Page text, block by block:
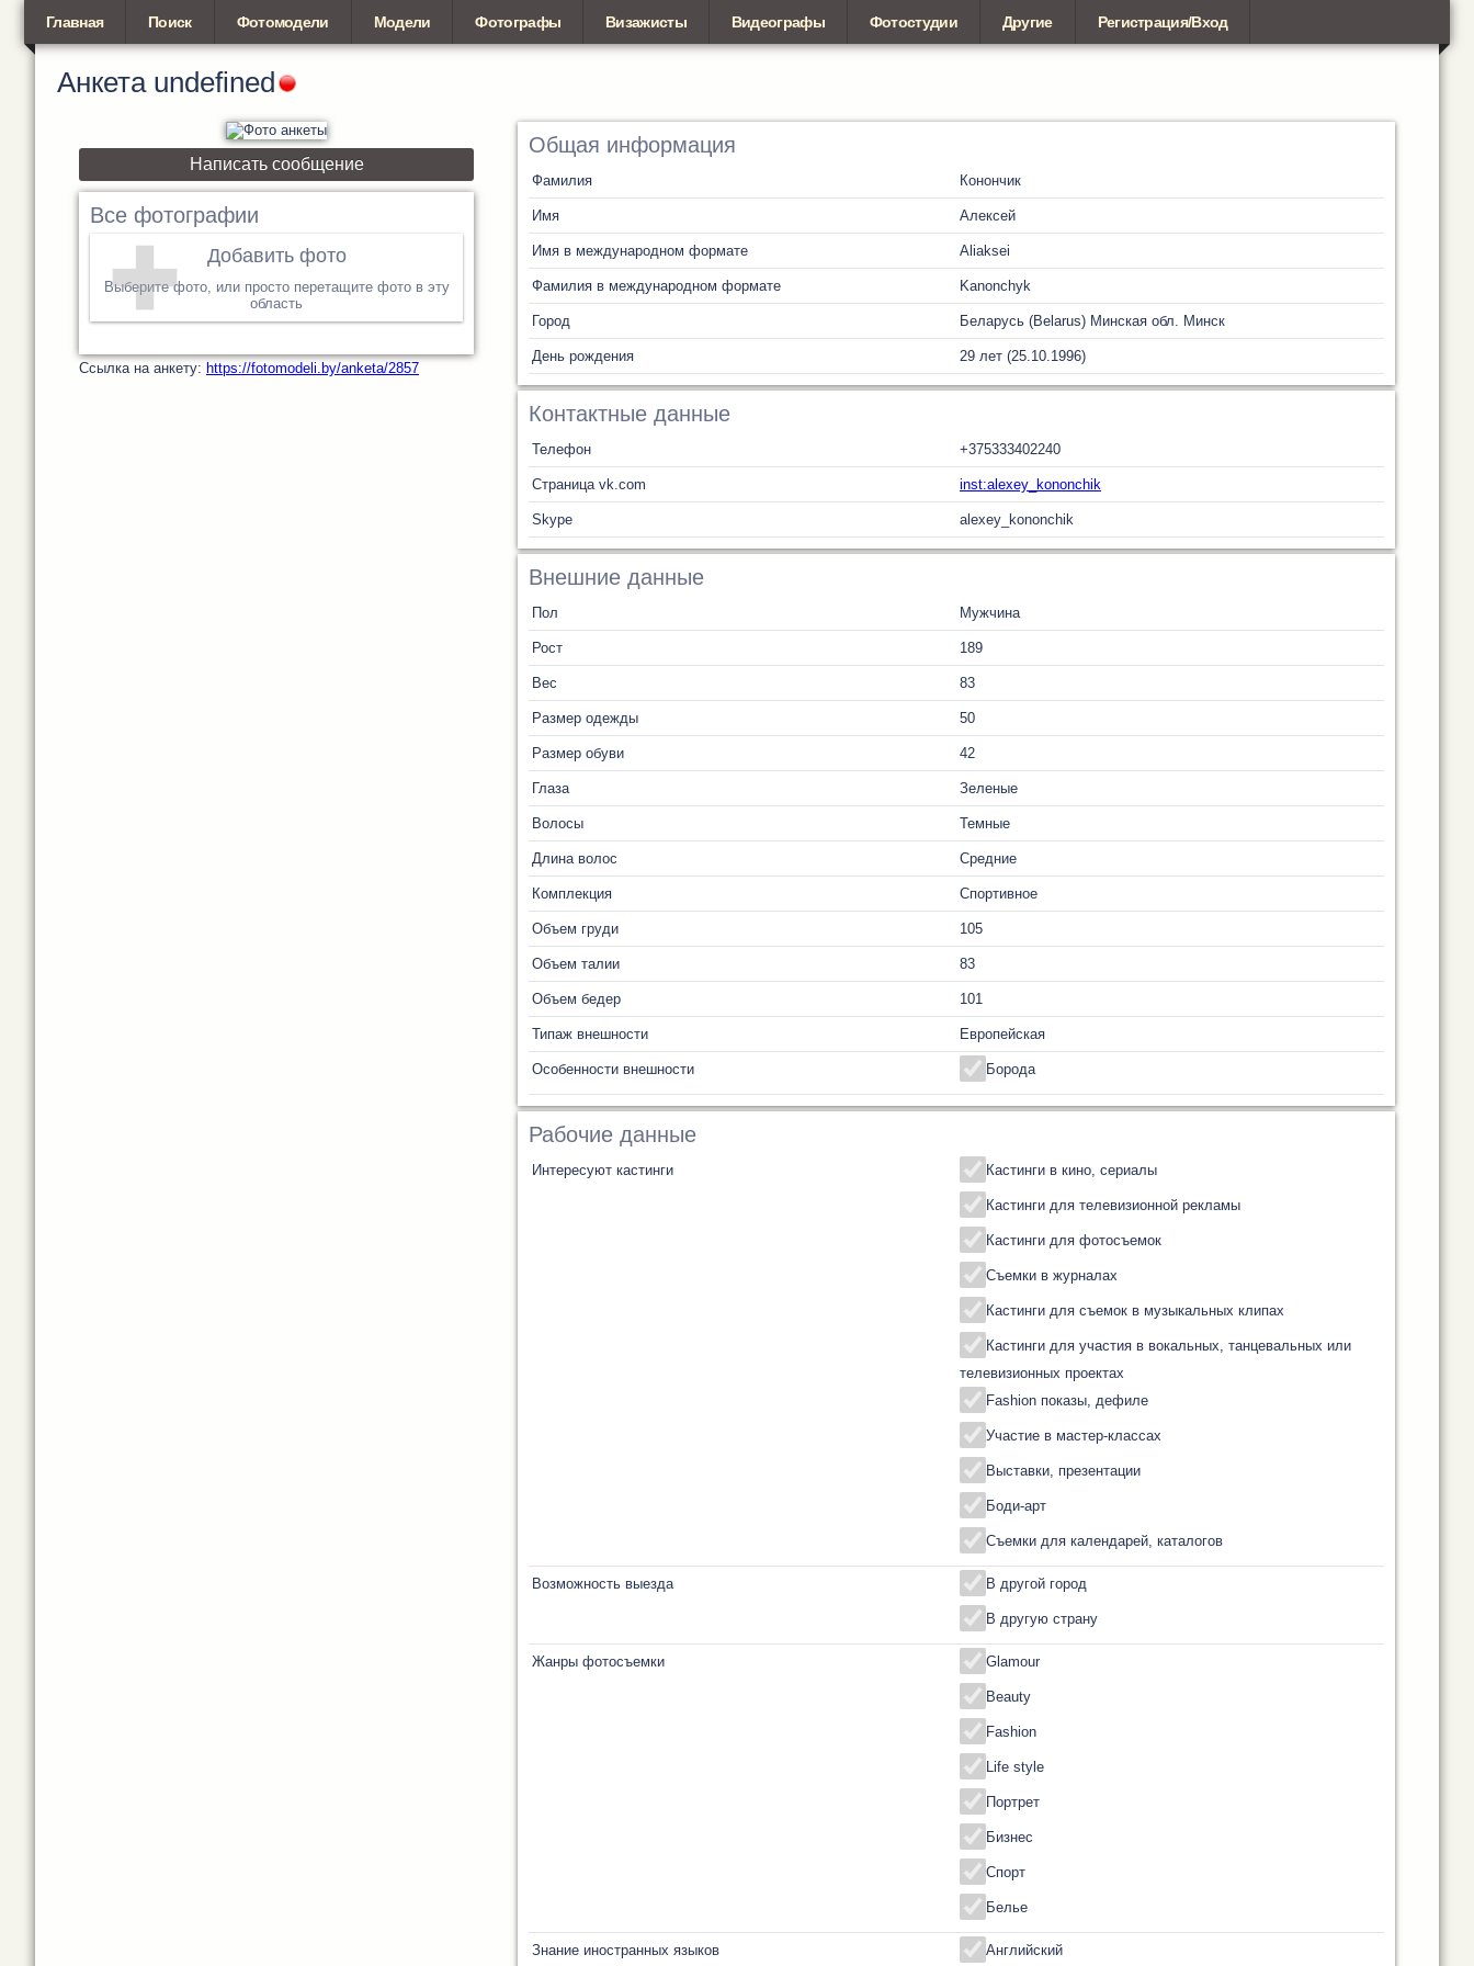
Главная Поиск Фотомодели Модели Фотографы Визажисты Видеографы Фотостудии Другие Регистрация/Вход
Анкета undefined
Написать сообщение
Все фотографии
Добавить фото
Выберите фото, или просто перетащите фото в эту
область
Cсылка на анкету: https://fotomodeli.by/anketa/2857
Общая информация
Фамилия Конончик
Имя Алексей
Имя в международном формате Aliaksei
Фамилия в международном формате Kanonchyk
Город Беларусь (Belarus) Минская обл. Минск
День рождения 29 лет (25.10.1996)
Контактные данные
Телефон +375333402240
Страница vk.com inst:alexey_kononchik
Skype alexey_kononchik
Внешние данные
Пол Мужчина
Рост 189
Вес 83
Размер одежды 50
Размер обуви 42
Глаза Зеленые
Волосы Темные
Длина волос Средние
Комплекция Спортивное
Объем груди 105
Объем талии 83
Объем бедер 101
Типаж внешности Европейская
Особенности внешности Борода
Рабочие данные
Интересуют кастинги Кастинги в кино, сериалы
Кастинги для телевизионной рекламы
Кастинги для фотосъемок
Съемки в журналах
Кастинги для съемок в музыкальных клипах
Кастинги для участия в вокальных, танцевальных или
телевизионных проектах
Fashion показы, дефиле
Участие в мастер-классах
Выставки, презентации
Боди-арт
Съемки для календарей, каталогов
Возможность выезда В другой город
В другую страну
Жанры фотосъемки Glamour
Beauty
Fashion
Life style
Портрет
Бизнес
Спорт
Белье
Знание иностранных языков Английский